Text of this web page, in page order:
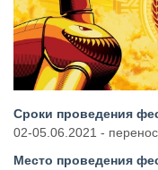
Сроки проведения
02-05.06.2021 -
Место проведения